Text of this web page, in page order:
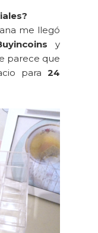
me llegó
y
parece que
para24